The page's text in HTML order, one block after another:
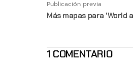
Publicación previa
Más mapas para 'World
1 COMENTARIO